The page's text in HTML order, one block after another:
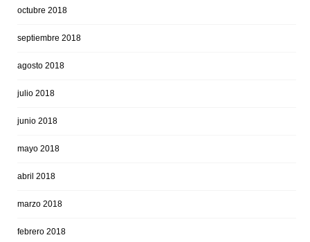
octubre 2018
septiembre 2018
agosto 2018
julio 2018
junio 2018
mayo 2018
abril 2018
marzo 2018
febrero 2018